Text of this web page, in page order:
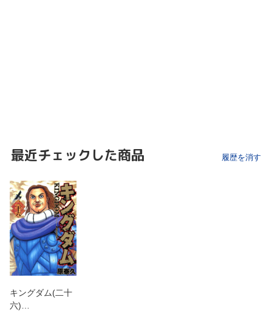
最近チェックした商品 履歴を消す
キングダム(二十
六)…